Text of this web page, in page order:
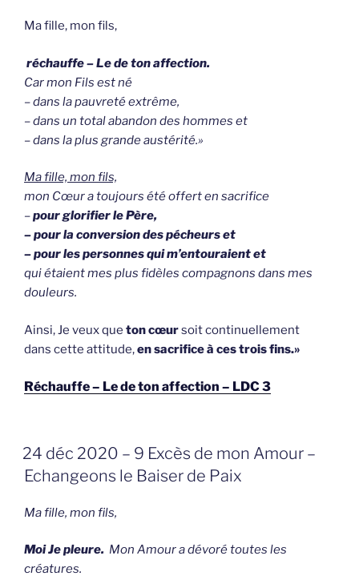
Ma fille, mon fils,
réchauffe – Le de ton affection.
Car mon Fils est né
– dans la pauvreté extrême,
– dans un total abandon des hommes et
– dans la plus grande austérité.»
Ma fille, mon fils,
mon Cœur a toujours été offert en sacrifice
–pour glorifier le Père,
– pour la conversion des pécheurs et
– pour les personnes qui m’entouraient et
qui étaient mes plus fidèles compagnons dans mes
douleurs.
Ainsi, Je veux que ton cœursoit continuellement
dans cette attitude,en sacrifice à ces trois fins.»
Réchauffe – Le de ton affection – LDC 3
GEPLAATST
OP
24 déc 2020 – 9 Excès de mon Amour –
Echangeons le Baiser de Paix
Ma fille, mon fils,
Moi Je pleure. Mon Amour a dévoré toutes les
créatures.